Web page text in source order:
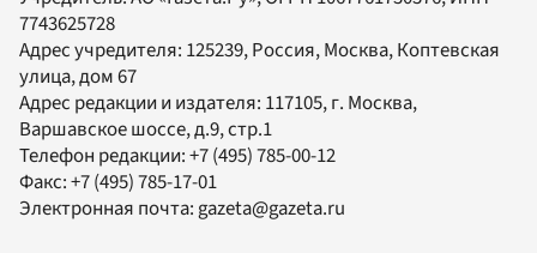
7743625728
Адрес учредителя: 125239, Россия, Москва, Коптевская
улица, дом 67
Адрес редакции и издателя: 117105, г. Москва,
Варшавское шоссе, д.9, стр.1
Телефон редакции:+7 (495) 785-00-12
Факс:+7 (495) 785-17-01
Электронная почта:gazeta@gazeta.ru